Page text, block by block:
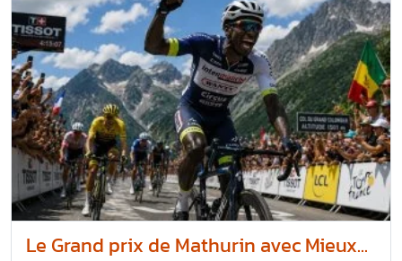
Le Grand prix de Mathurin avec Mieux...